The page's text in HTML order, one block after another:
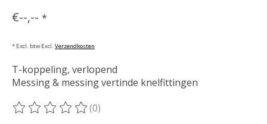
€--,-- *
* Excl. btw Excl. Verzendkosten
T-koppeling, verlopend
Messing & messing vertinde knelfittingen
De beoordeling van dit product is
(0)